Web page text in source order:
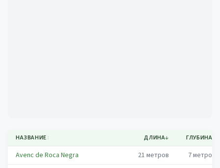
НАЗВАНИЕ↕ ДЛИНА↓ ГЛУБИНА
Avenc de Roca Negra 21 метров 7метров